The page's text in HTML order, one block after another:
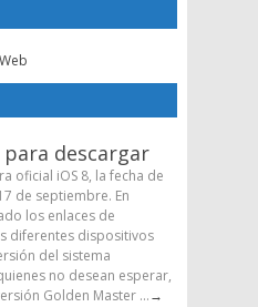
descargar
oficial iOS 8, la fecha de
de septiembre. En
los enlaces de
diferentes dispositivos
del sistema
no desean esperar,
Golden Master ...→